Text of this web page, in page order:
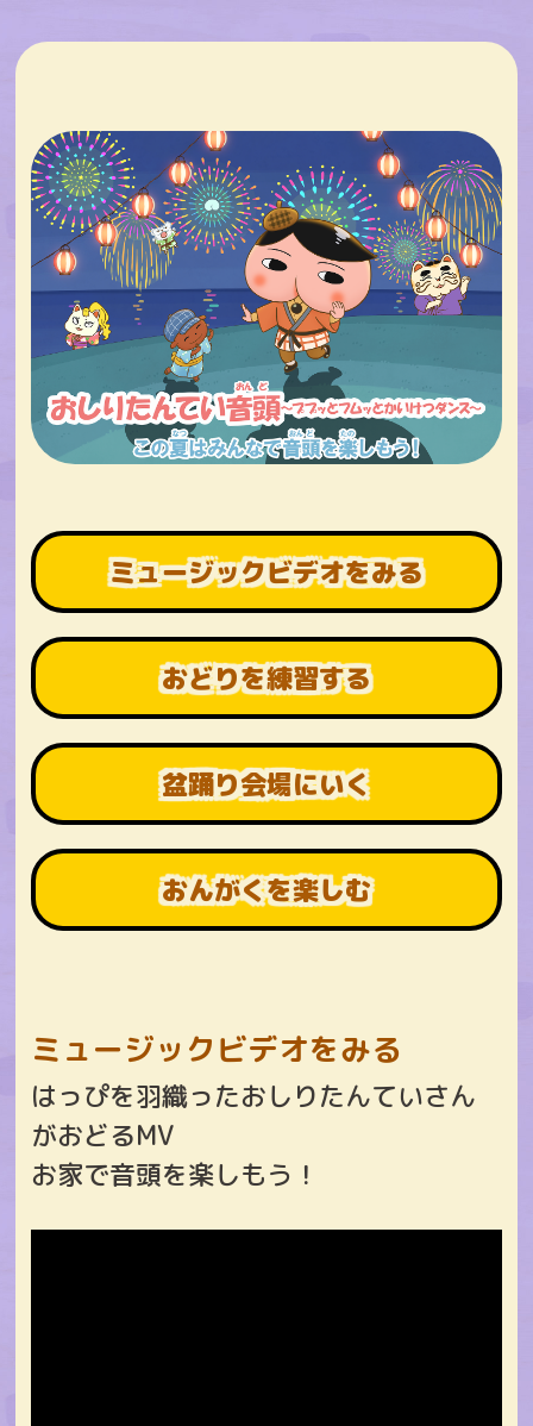
ミュージックビデオをみる
おどりを練習する
盆踊り会場にいく
おんがくを楽しむ
ミュージックビデオをみる
はっぴを羽織ったおしりたんていさん
がおどるMV
お家で音頭を楽しもう！